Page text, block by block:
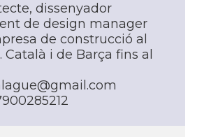
dissenyador
de design manager
de construcció al
Català i de Barça fins al